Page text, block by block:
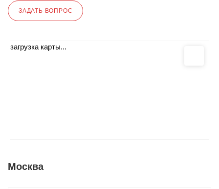
ЗАДАТЬ ВОПРОС
загрузка карты...
Москва